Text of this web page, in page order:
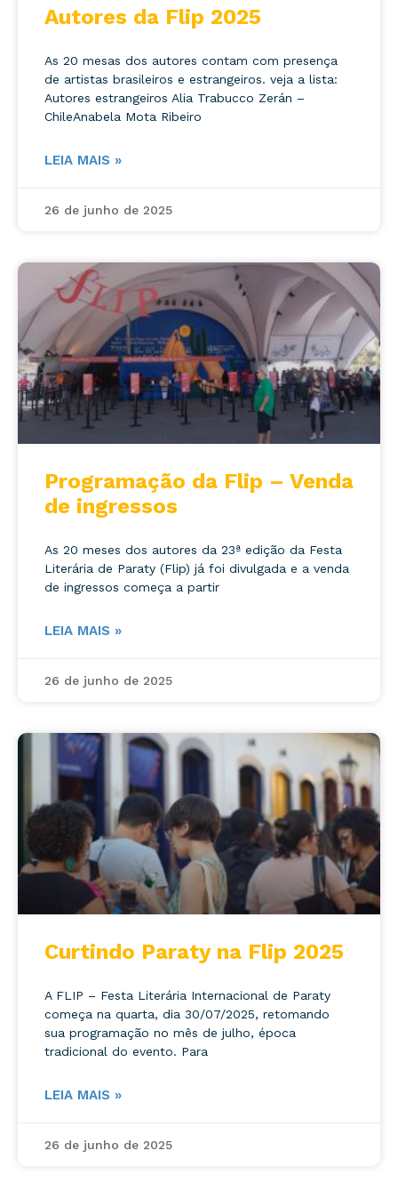
Autores da Flip 2025
As 20 mesas dos autores contam com presença
de artistas brasileiros e estrangeiros. veja a lista:
Autores estrangeiros Alia Trabucco Zerán –
ChileAnabela Mota Ribeiro
LEIA MAIS »
26 de junho de 2025
Programação da Flip – Venda
de ingressos
As 20 meses dos autores da 23ª edição da Festa
Literária de Paraty (Flip) já foi divulgada e a venda
de ingressos começa a partir
LEIA MAIS »
26 de junho de 2025
Curtindo Paraty na Flip 2025
A FLIP – Festa Literária Internacional de Paraty
começa na quarta, dia 30/07/2025, retomando
sua programação no mês de julho, época
tradicional do evento. Para
LEIA MAIS »
26 de junho de 2025